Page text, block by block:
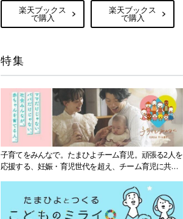
楽天ブックス
で購入
楽天ブックス
で購入
特集
子育てをみんなで。たまひよチーム育児。頑張る2人を
応援する、妊娠・育児世代を超え、チーム育児に共感